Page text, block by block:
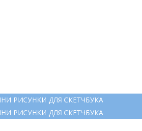
РИСУНКИ ДЛЯ СКЕТЧБУКА
РИСУНКИ ДЛЯ СКЕТЧБУКА